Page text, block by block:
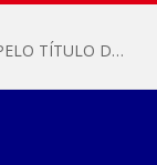
MARACANÃ SAI NA FRENTE NA DISPUTA PELO TÍTULO DA COPA PARÁ SUB-17!